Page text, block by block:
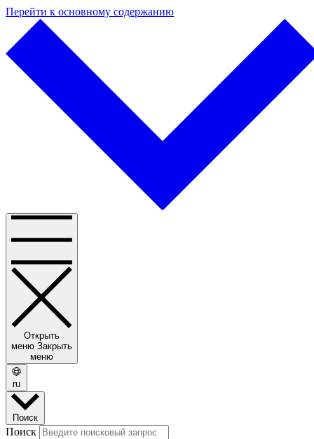
Перейти к основному содержанию
Открыть
меню Закрыть
меню
ru
Поиск
Поиск